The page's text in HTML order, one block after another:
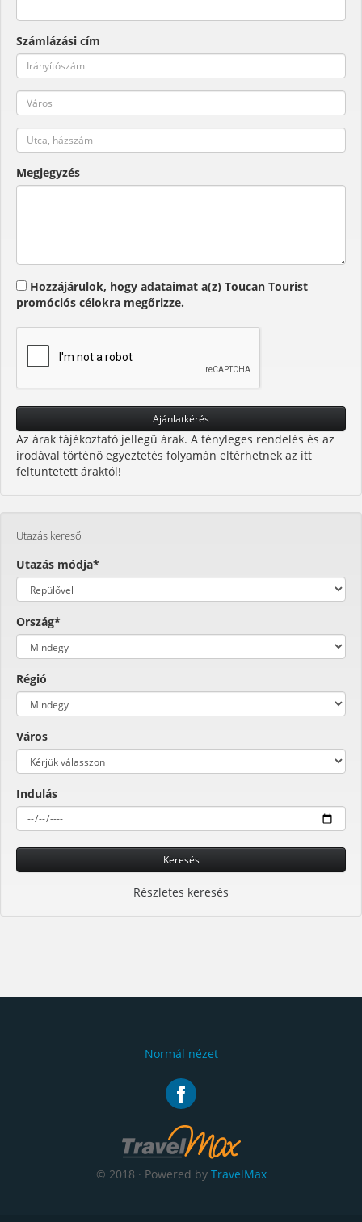
Számlázási cím
Megjegyzés
Hozzájárulok, hogy adataimat a(z) Toucan Tourist
promóciós célokra megőrizze.
Az árak tájékoztató jellegű árak. A tényleges rendelés és az
irodával történő egyeztetés folyamán eltérhetnek az itt
feltüntetett áraktól!
Utazás kereső
Utazás módja*
Ország*
Régió
Város
Indulás
Keresés
Részletes keresés
Normál nézet
© 2018 · Powered by TravelMax